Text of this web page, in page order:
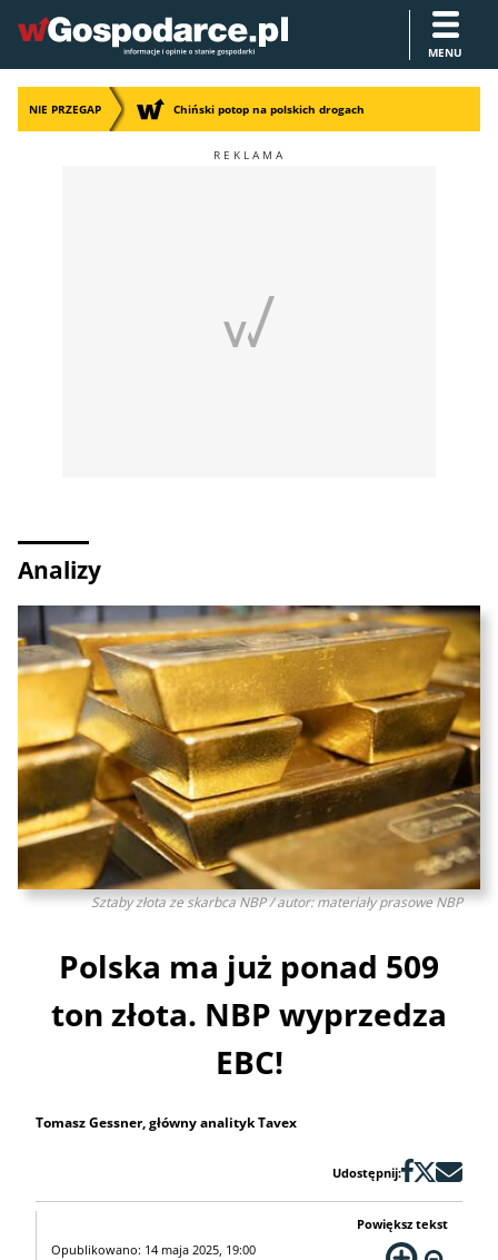
MENU
NIE PRZEGAP Chiński potop na polskich drogach
Analizy
Sztaby złota ze skarbca NBP / autor: materiały prasowe NBP
Polska ma już ponad 509
ton złota. NBP wyprzedza
EBC!
Tomasz Gessner, główny analityk Tavex
Udostępnij:
Opublikowano: 14 maja 2025, 19:00
Powiększ tekst